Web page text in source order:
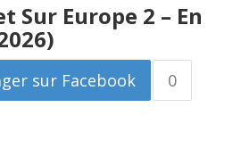
Sur Europe 2 – En
sur Facebook 0